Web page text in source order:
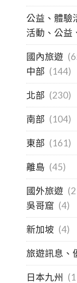
公益、體驗
活動、公益
國內旅遊
中部 (144)
北部 (230)
南部 (104)
東部 (161)
離島 (45)
國外旅遊
吳哥窟 (4)
新加坡 (4)
旅遊訊息、
日本九州